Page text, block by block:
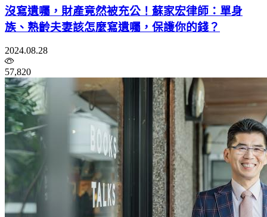
沒寫遺囑，財產竟然被充公！蘇家宏律師：單身
族、熟齡夫妻該怎麼寫遺囑，保護你的錢？
2024.08.28
57,820